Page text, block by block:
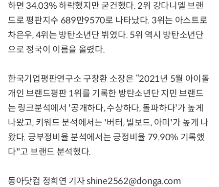
하면 34.03% 하락했지만 굳건했다. 2위 강다니엘 브랜
드로 평판지수 689만9570로 나타났다. 3위는 아스트로
차은우, 4위는 방탄소년단 뷔였다. 5위 역시 방탄소년단
으로 정국이 이름을 올렸다.
한국기업평판연구소 구창환 소장은 “2021년 5월 아이돌
개인 브랜드평판 1위를 기록한 방탄소년단 지민 브랜드
는 링크분석에서 '공개하다, 수상하다, 돌파하다'가 높게
나왔고, 키워드 분석에서는 '버터, 빌보드, 아미'가 높게 나
왔다. 긍부정비율 분석에서는 긍정비율 79.90% 기록했
다"고 브랜드 분석했다.
동아닷컴 정희연 기자 shine2562@donga.com